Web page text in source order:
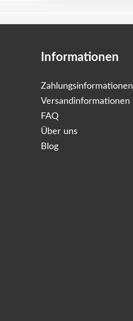
Informationen
Zahlungsinformationen
Versandinformationen
FAQ
Über uns
Blog